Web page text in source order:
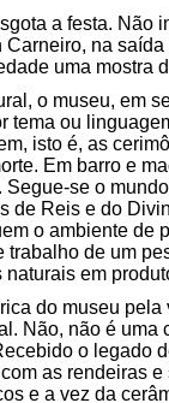
a festa.
na
uma mostra
o museu, em
ou
isto é, as
Em barro e
se o
de Reis e do
o ambiente
de um
em
do museu
Não, não é
o legado
as rendeiras
e a vez da